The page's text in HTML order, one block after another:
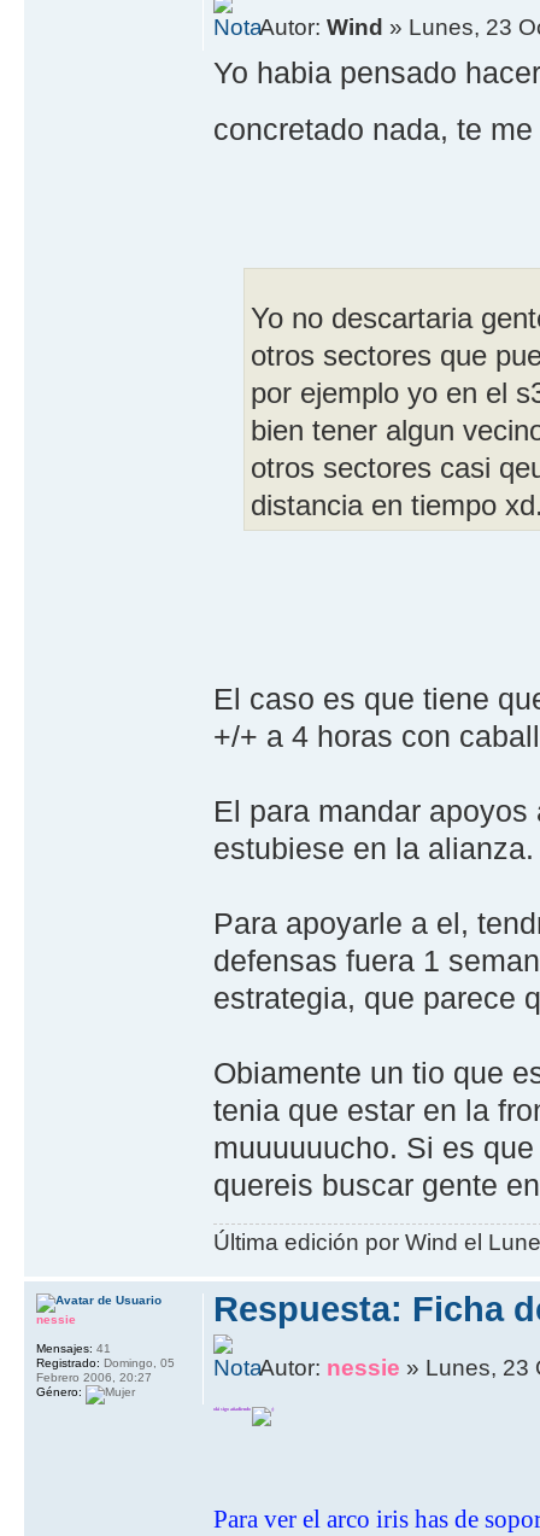
Autor:Wind » Lunes, 23
Yo habia pensado
concretado nada, te
Yo no descartaria
otros sectores que
por ejemplo yo en el
bien tener algun
otros sectores casi
distancia en tiempo
El caso es que tiene
+/+ a 4 horas con
El para mandar
estubiese en la alianza.
Para apoyarle a el,
defensas fuera 1
estrategia, que parece
Obiamente un tio que
tenia que estar en la
muuuuuucho. Si es
quereis buscar gente
Última edición por Wind el
Respuesta: Ficha
Autor: nessie » Lunes, 23
oki sigo añadiendo
Para ver el arco iris has de
nessie
Mensajes: 41
Registrado: Domingo, 05
Febrero 2006, 20:27
Género: